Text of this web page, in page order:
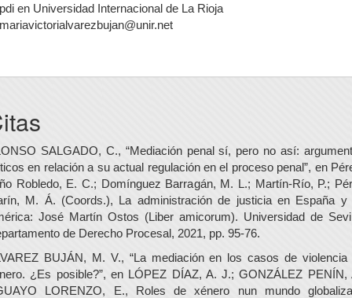
pdi en Universidad Internacional de La Rioja
mariavictorialvarezbujan@unir.net
SALGADO, C., “Mediación penal sí, pero no así:
en relación a su actual regulación en el proceso penal”, en
Robledo, E. C.; Domínguez Barragán, M. L.; Martín-Río, P.;
M. Á. (Coords.), La administración de justicia en España y
José Martín Ostos (Liber amicorum). Universidad de
de Derecho Procesal, 2021, pp. 95-76.
BUJÁN, M. V., “La mediación en los casos de violencia
¿Es posible?”, en LÓPEZ DÍAZ, A. J.; GONZÁLEZ PENÍN,
LORENZO, E., Roles de xénero nun mundo